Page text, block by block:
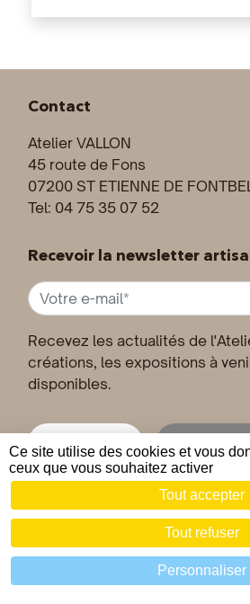
Contact
Atelier VALLON
45 route de Fons
07200 ST ETIENNE DE
Tel: 04 75 35 07 52
Recevoir la newsletter
Recevez les actualités de
créations, les expositions à
disponibles.
Inscription
© 2019 - 2026 Joseph VALLON •
Zéfyx création de sites internet à
Ce site utilise des cookies et vous
ceux que vous souhaitez activer
Tout accepter
Tout refuser
Personnaliser